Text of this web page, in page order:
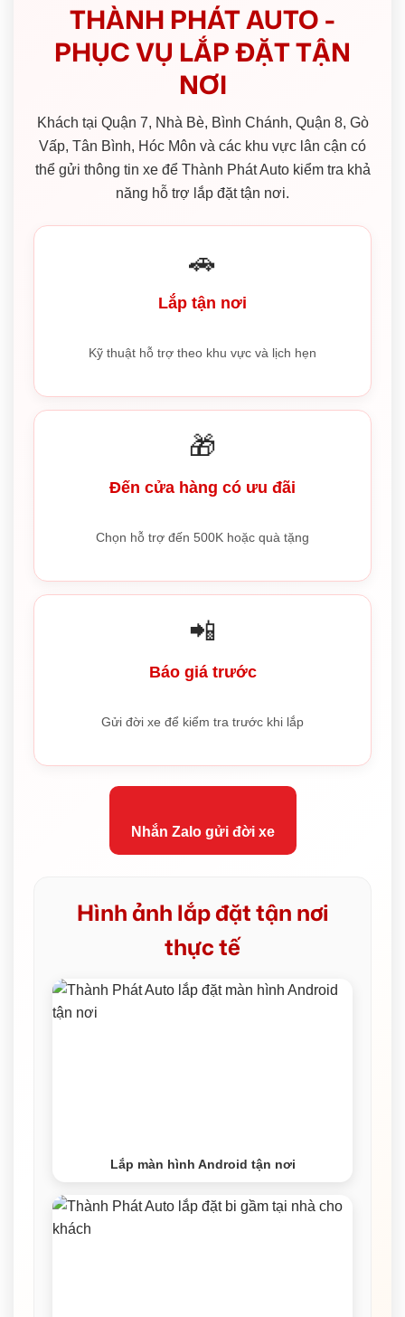
THÀNH PHÁT AUTO -
PHỤC VỤ LẮP ĐẶT TẬN
NƠI
Khách tại Quận 7, Nhà Bè, Bình Chánh, Quận 8, Gò
Vấp, Tân Bình, Hóc Môn và các khu vực lân cận có
thể gửi thông tin xe để Thành Phát Auto kiểm tra khả
năng hỗ trợ lắp đặt tận nơi.
🚗
Lắp tận nơi
Kỹ thuật hỗ trợ theo khu vực và lịch hẹn
🎁
Đến cửa hàng có ưu đãi
Chọn hỗ trợ đến 500K hoặc quà tặng
📲
Báo giá trước
Gửi đời xe để kiểm tra trước khi lắp
Nhắn Zalo gửi đời xe
Hình ảnh lắp đặt tận nơi
thực tế
Lắp màn hình Android tận nơi